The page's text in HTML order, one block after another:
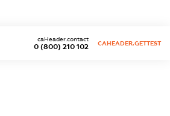
0 (800) 210 102
caHeader.contact
CAHEADER.GETTEST